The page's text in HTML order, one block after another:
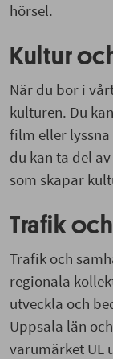
hörsel.
Kultur
När du bor i
kulturen. Du
film eller
du kan ta del
som skapar
Trafik
Trafik och
regionala
utveckla och
Uppsala län
varumärket UL